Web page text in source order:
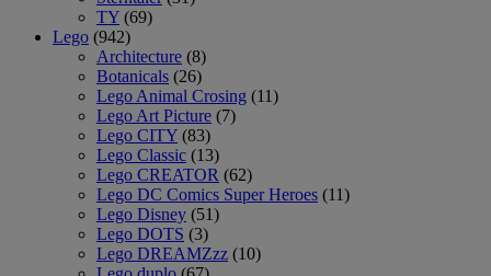
TY (69)
Lego (942)
Architecture (8)
Botanicals (26)
Lego Animal Crosing (11)
Lego Art Picture (7)
Lego CITY (83)
Lego Classic (13)
Lego CREATOR (62)
Lego DC Comics Super Heroes (11)
Lego Disney (51)
Lego DOTS (3)
Lego DREAMZzz (10)